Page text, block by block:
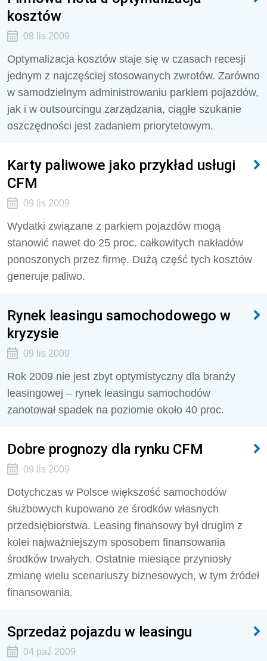
kosztów
09 lis 2009
Optymalizacja kosztów staje się w czasach recesji
jednym z najczęściej stosowanych zwrotów. Zarówno
w samodzielnym administrowaniu parkiem pojazdów,
jak i w outsourcingu zarządzania, ciągłe szukanie
oszczędności jest zadaniem priorytetowym.
Karty paliwowe jako przykład usługi
CFM
09 lis 2009
Wydatki związane z parkiem pojazdów mogą
stanowić nawet do 25 proc. całkowitych nakładów
ponoszonych przez firmę. Dużą część tych kosztów
generuje paliwo.
Rynek leasingu samochodowego w
kryzysie
09 lis 2009
Rok 2009 nie jest zbyt optymistyczny dla branży
leasingowej – rynek leasingu samochodów
zanotował spadek na poziomie około 40 proc.
Dobre prognozy dla rynku CFM
09 lis 2009
Dotychczas w Polsce większość samochodów
służbowych kupowano ze środków własnych
przedsiębiorstwa. Leasing finansowy był drugim z
kolei najważniejszym sposobem finansowania
środków trwałych. Ostatnie miesiące przyniosły
zmianę wielu scenariuszy biznesowych, w tym źródeł
finansowania.
Sprzedaż pojazdu w leasingu
04 paź 2009